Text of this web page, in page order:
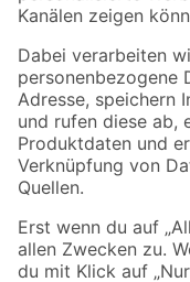
Folge uns
Zahlungsarten
Sicher einkaufen